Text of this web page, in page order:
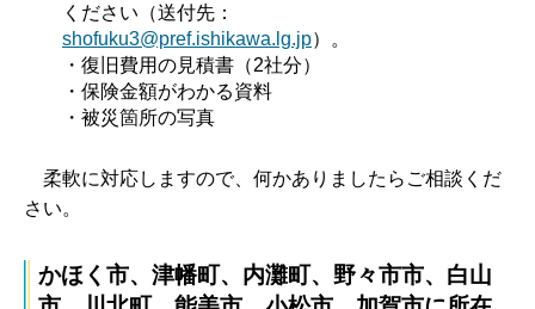
ください（送付先：
shofuku3@pref.ishikawa.lg.jp）。
・復旧費用の見積書（2社分）
・保険金額がわかる資料
・被災箇所の写真
柔軟に対応しますので、何かありましたらご相談くだ
さい。
かほく市、津幡町、内灘町、野々市市、白山